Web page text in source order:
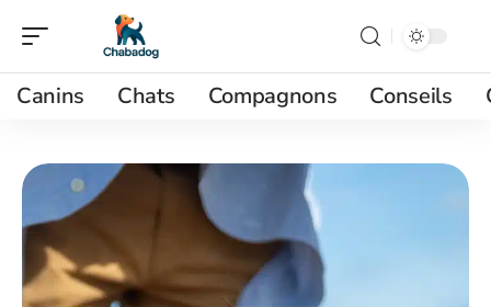
Canins Chats Compagnons Conseils